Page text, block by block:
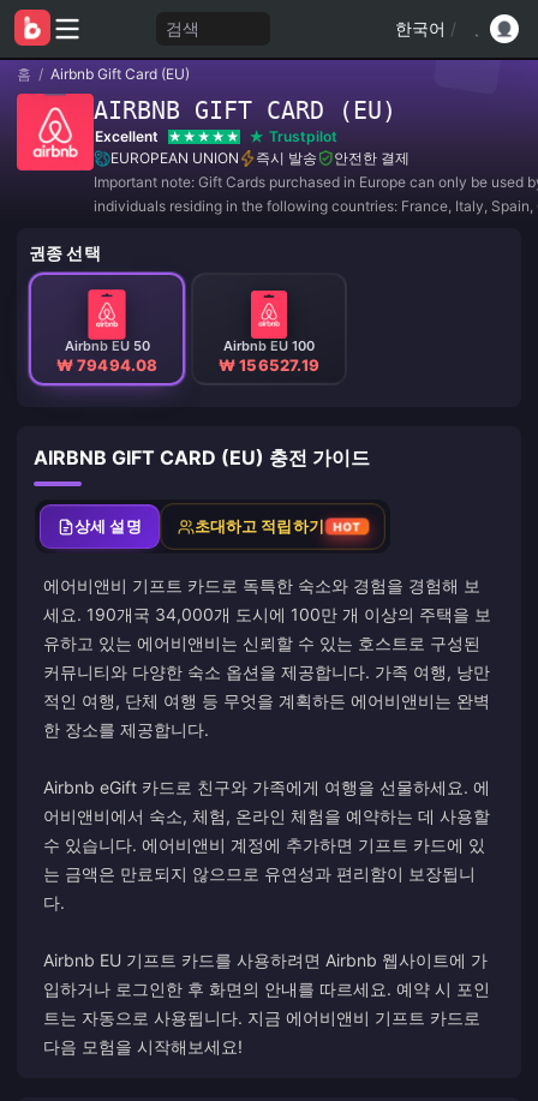
검색 한국어 /
홈 / Airbnb Gift Card (EU)
AIRBNB GIFT CARD (EU)
Excellent
Trustpilot
EUROPEAN UNION
즉시 발송
안전한 결제
Important note: Gift Cards purchased in Europe can only be used
individuals residing in the following countries: France, Italy, Spain,
Greece, Latvia, Lithuania, Luxe
권종 선택
Airbnb EU 50
₩ 79494.08
Airbnb EU 100
₩ 156527.19
AIRBNB GIFT CARD (EU) 충전 가이드
상세 설명 초대하고 적립하기 HOT
에어비앤비 기프트 카드로 독특한 숙소와 경험을 경험해 보
세요. 190개국 34,000개 도시에 100만 개 이상의 주택을 보
유하고 있는 에어비앤비는 신뢰할 수 있는 호스트로 구성된
커뮤니티와 다양한 숙소 옵션을 제공합니다. 가족 여행, 낭만
적인 여행, 단체 여행 등 무엇을 계획하든 에어비앤비는 완벽
한 장소를 제공합니다.
Airbnb eGift 카드로 친구와 가족에게 여행을 선물하세요. 에
어비앤비에서 숙소, 체험, 온라인 체험을 예약하는 데 사용할
수 있습니다. 에어비앤비 계정에 추가하면 기프트 카드에 있
는 금액은 만료되지 않으므로 유연성과 편리함이 보장됩니
다.
Airbnb EU 기프트 카드를 사용하려면 Airbnb 웹사이트에 가
입하거나 로그인한 후 화면의 안내를 따르세요. 예약 시 포인
트는 자동으로 사용됩니다. 지금 에어비앤비 기프트 카드로
다음 모험을 시작해보세요!